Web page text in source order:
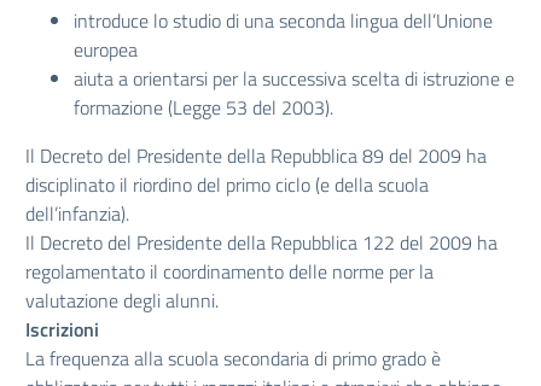
introduce lo studio di una seconda lingua dell’Unione
europea
aiuta a orientarsi per la successiva scelta di istruzione e
formazione (Legge 53 del 2003).
Il Decreto del Presidente della Repubblica 89 del 2009 ha
disciplinato il riordino del primo ciclo (e della scuola
dell’infanzia).
Il Decreto del Presidente della Repubblica 122 del 2009 ha
regolamentato il coordinamento delle norme per la
valutazione degli alunni.
Iscrizioni
La frequenza alla scuola secondaria di primo grado è